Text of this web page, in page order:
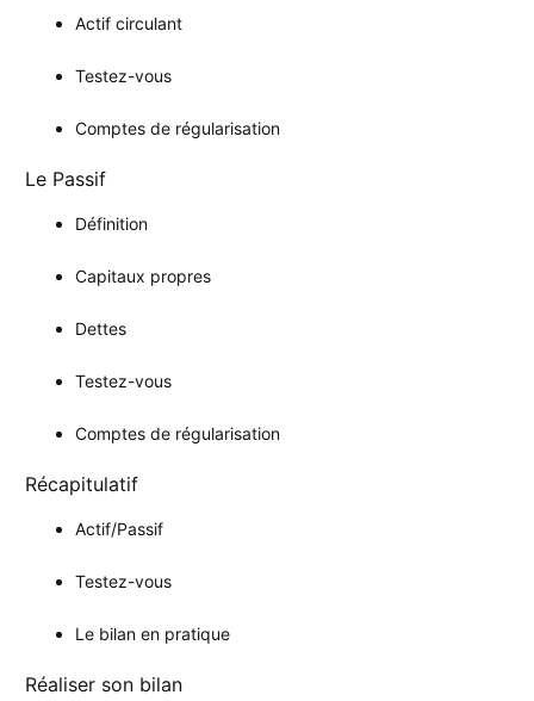
Actif circulant
Testez-vous
Comptes de régularisation
Le Passif
Définition
Capitaux propres
Dettes
Testez-vous
Comptes de régularisation
Récapitulatif
Actif/Passif
Testez-vous
Le bilan en pratique
Réaliser son bilan